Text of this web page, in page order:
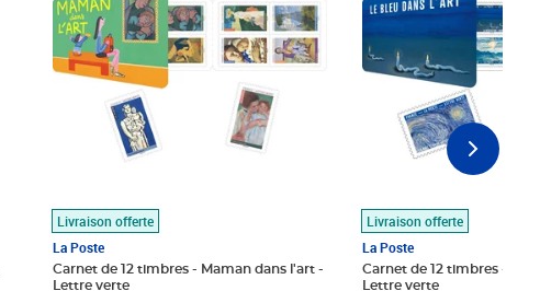
Livraison offerte
La Poste
Carnet de 12 timbres - Maman dans l'art -
Lettre verte
Livraison offerte
La Poste
Carnet de 12 timbres - Le
Lettre verte